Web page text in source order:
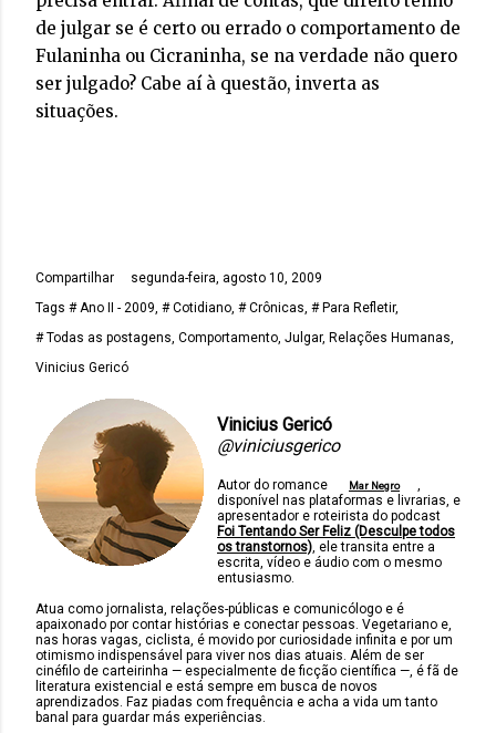
de julgar se é certo ou errado o comportamento de
Fulaninha ou Cicraninha, se na verdade não quero
ser julgado? Cabe aí à questão, inverta as
situações.
Compartilhar
segunda-feira, agosto 10, 2009
Tags # Ano II - 2009 # Cotidiano # Crônicas # Para Refletir
# Todas as postagens Comportamento Julgar Relações Humanas
Vinicius Gericó
Vinicius Gericó
@viniciusgerico
Autor do romance Mar Negro
,
disponível nas plataformas e livrarias, e
apresentador e roteirista do podcast
Foi Tentando Ser Feliz (Desculpe todos
os transtornos), ele transita entre a
escrita, vídeo e áudio com o mesmo
entusiasmo.
Atua como jornalista, relações-públicas e comunicólogo e é
apaixonado por contar histórias e conectar pessoas. Vegetariano e,
nas horas vagas, ciclista, é movido por curiosidade infinita e por um
otimismo indispensável para viver nos dias atuais. Além de ser
cinéfilo de carteirinha — especialmente de ficção científica —, é fã de
literatura existencial e está sempre em busca de novos
aprendizados. Faz piadas com frequência e acha a vida um tanto
banal para guardar más experiências.